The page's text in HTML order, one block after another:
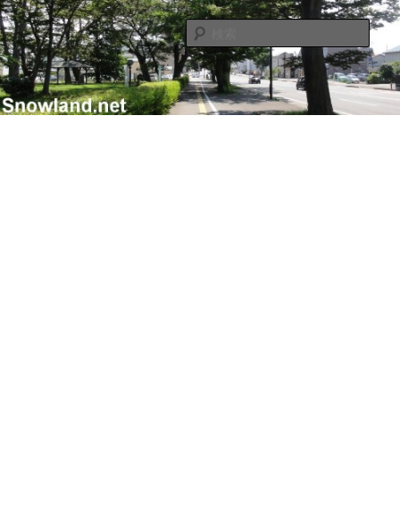
メ
イ
ン
コ
ン
テ
サ
ブ
コ
ン
テ
ン
Nacky – Snowland.net
Nacky(Issei Ishii)がDJ/Composerのようなふりして書き散らすblogサイト
検
索